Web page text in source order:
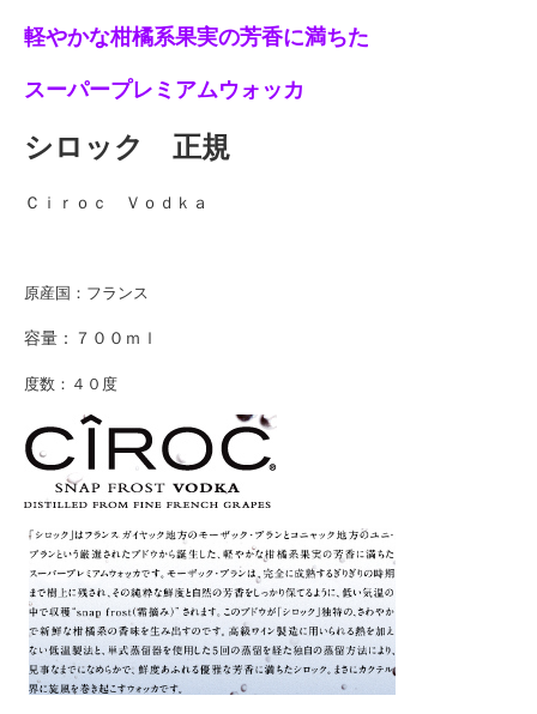
軽やかな柑橘系果実の芳香に満ちた
スーパープレミアムウォッカ
シロック 正規
Ｃｉｒｏｃ Ｖｏｄｋａ
原産国：フランス
容量：７００ｍｌ
度数：４０度